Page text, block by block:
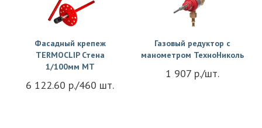
Фасадный крепеж
TERMOCLIP Стена
1/100мм MT
6 122.60 р./460 шт.
Газовый редуктор с
манометром ТехноНиколь
1 907 р./шт.